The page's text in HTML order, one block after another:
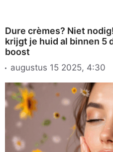
Dure crèmes? Niet
krijgt je huid al binnen 5
boost
augustus 15 2025, 4:30